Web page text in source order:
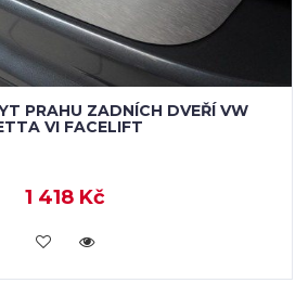
PRAHU ZADNÍCH DVEŘÍ VW
VI FACELIFT
1 418 Kč
KOUPIT